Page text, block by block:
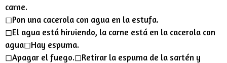
carne.
◻︎Pon una cacerola con agua en la estufa.
◻︎El agua está hirviendo, la carne está en la cacerola con
agua◻︎Hay espuma.
◻︎Apagar el fuego.◻︎Retirar la espuma de la sartén y